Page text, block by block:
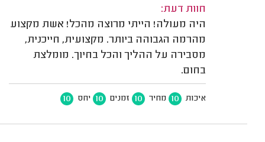
חוות דעת:
היה מעולה! הייתי מרוצה מהכל! אשת מקצוע
מהרמה הגבוהה ביותר. מקצועית, חייכנית,
מסבירה על ההליך והכל בחיוך. מומלצת
בחום.
איכות 10 מחיר 10 זמנים 10 יחס 10